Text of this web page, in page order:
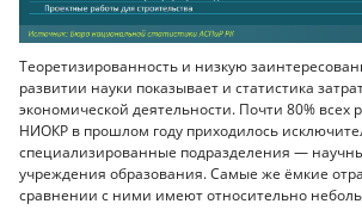
Теоретизированность и низкую
развитии науки показывает и статистика
экономической деятельности. Почти 80% всех
НИОКР в прошлом году приходилось
специализированные подразделения —
учреждения образования. Самые же ёмкие
сравнении с ними имеют относительно